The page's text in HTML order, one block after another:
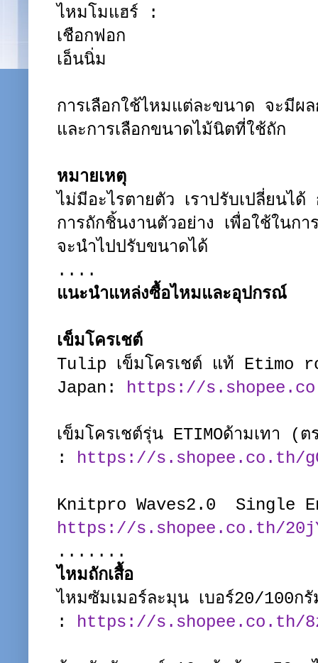
ไหมโมแฮร์ :
เชือกฟอก
เอ็นนิ่ม
การเลือกใช้ไหมแต่ละขนาด จะมีผ
และการเลือกขนาดไม้นิตที่ใช้ถัก
หมายเหตุ
ไม่มีอะไรตายตัว เราปรับเปลี่ยนได้
การถักชิ้นงานตัวอย่าง เพื่อใช้ในก
จะนำไปปรับขนาดได้
....
แนะนำแหล่งซื้อไหมและอุปกรณ์
เข็มโครเชต์
Tulip เข็มโครเชต์ แท้ Etimo
Japan: https://
เข็มโครเชต์รุ่น ETIMOด้ามเทา (
: https://s.shopee.co.th/
Knitpro Waves2.0 Single
https://s.shopee.co.th/
.......
ไหมถักเสื้อ
ไหมซัมเมอร์ละมุน เบอร์20/100กรั
: https://s.shopee.co.th/